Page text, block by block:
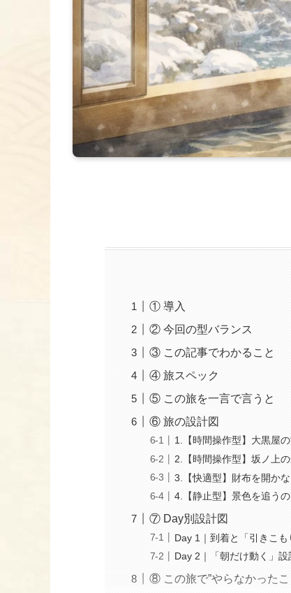
① 導入
② 今回の型バランス
③ この記事でわかること
④ 旅スペック
⑤ この旅を一言で言うと
⑥ 旅の設計図
1.【時間操作型】大黒屋
2.【時間操作型】坂ノ上
3.【快適型】財布を開か
4.【静止型】景色を追う
⑦ Day別設計図
Day 1｜到着と「引きこも
Day 2｜「朝だけ動く」設
⑧ この旅で”やらなかったこ